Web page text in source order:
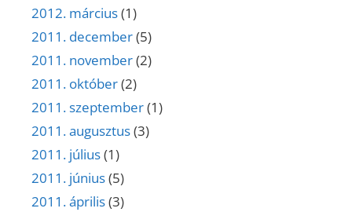
2012. március(1)
2011. december(5)
2011. november(2)
2011. október(2)
2011. szeptember(1)
2011. augusztus(3)
2011. július(1)
2011. június(5)
2011. április(3)